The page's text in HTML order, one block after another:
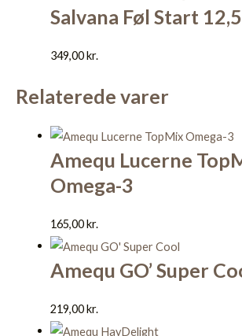
Salvana Føl Start
349,00kr.
Relaterede varer
Amequ Lucerne
Omega-3
165,00kr.
Amequ GO’ Super
219,00kr.